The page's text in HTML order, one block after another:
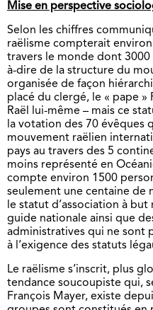
Mise en perspective
Selon les chiffres
raëlisme compterait environ
travers le monde dont 3000
à-dire de la structure du
organisée de façon
placé du clergé, le « pape
Raël lui-même – mais ce
la votation des 70 évêques
mouvement raëlien
pays au travers des 5
moins représenté en
compte environ 1500
seulement une centaine de
le statut d’association à
guide nationale ainsi que
administratives qui ne sont
à l’exigence des statuts
Le raëlisme s’inscrit, plus
tendance soucoupiste qui,
François Mayer, existe